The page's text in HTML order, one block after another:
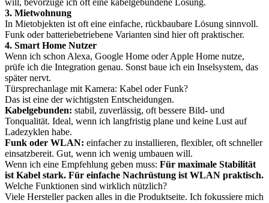
will, bevorzuge ich oft eine kabelgebundene Lösung.
3. Mietwohnung
In Mietobjekten ist oft eine einfache, rückbaubare Lösung sinnvoll.
Funk oder batteriebetriebene Varianten sind hier oft praktischer.
4. Smart Home Nutzer
Wenn ich schon Alexa, Google Home oder Apple Home nutze,
prüfe ich die Integration genau. Sonst baue ich ein Inselsystem, das
später nervt.
Türsprechanlage mit Kamera: Kabel oder Funk?
Das ist eine der wichtigsten Entscheidungen.
Kabelgebunden: stabil, zuverlässig, oft bessere Bild- und
Tonqualität. Ideal, wenn ich langfristig plane und keine Lust auf
Ladezyklen habe.
Funk oder WLAN: einfacher zu installieren, flexibler, oft schneller
einsatzbereit. Gut, wenn ich wenig umbauen will.
Wenn ich eine Empfehlung geben muss: Für maximale Stabilität
ist Kabel stark. Für einfache Nachrüstung ist WLAN praktisch.
Welche Funktionen sind wirklich nützlich?
Viele Hersteller packen alles in die Produktseite. Ich fokussiere mich